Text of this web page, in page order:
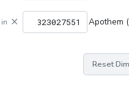
Apothem
×
in
Reset